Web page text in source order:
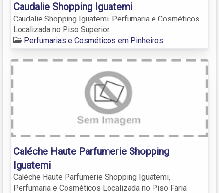
Caudalie Shopping Iguatemi
Caudalie Shopping Iguatemi, Perfumaria e Cosméticos
Localizada no Piso Superior.
Perfumarias e Cosméticos em Pinheiros
Caléche Haute Parfumerie Shopping
Iguatemi
Caléche Haute Parfumerie Shopping Iguatemi,
Perfumaria e Cosméticos Localizada no Piso Faria